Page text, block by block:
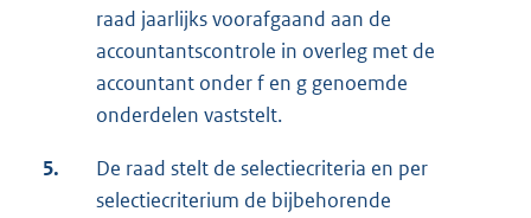
raad jaarlijks voorafgaand aan de
accountantscontrole in overleg met de
accountant onder f en g genoemde
onderdelen vaststelt.
5.
De raad stelt de selectiecriteria en per
selectiecriterium de bijbehorende